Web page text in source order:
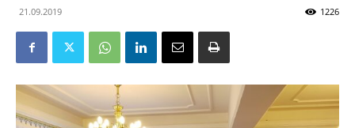
21.09.2019 1226